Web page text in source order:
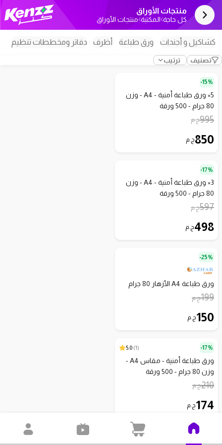
منتجات الأوراق
كل حاجة المكتبة منتجات الأوراق
كشاكيل و أجندات ورق طباعة أظرف دفاتر ومخططات تنظيم
تصنيف ترتيب
قطع
15%-
5× ورق طباعة أمنية - A4 - وزن
80 جرام - 500 ورقة
995ج.م
850ج.م
قطع
17%-
3× ورق طباعة أمنية - A4 - وزن
80 جرام - 500 ورقة
597ج.م
498ج.م
25%-
ورق طباعة A4 الأزهار 80 جرام
199ج.م
150ج.م
17%-
(
1
)
5.0
ورق طباعة أمنية - مقاس A4 -
وزن 80 جرام - 500 ورقة
210ج.م
174ج.م